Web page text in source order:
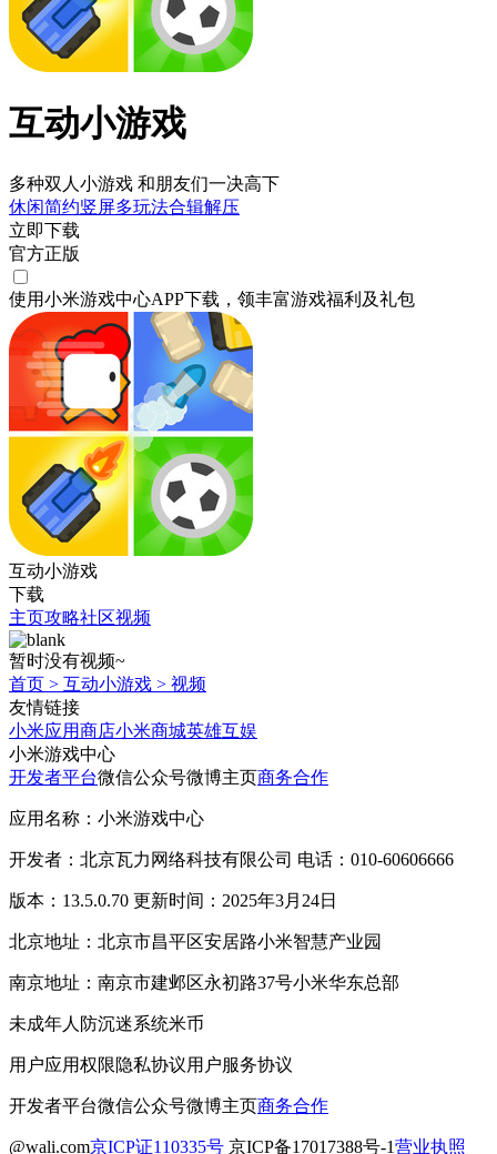
互动小游戏
多种双人小游戏 和朋友们一决高下
休闲简约竖屏多玩法合辑解压
立即下载
官方正版
使用小米游戏中心APP下载 ，领丰富游戏福利 及礼包
互动小游戏
下载
主页攻略社区视频
暂时没有视频~
首页 > 互动小游戏 > 视频
友情链接
小米应用商店小米商城英雄互娱
小米游戏中心
开发者平台微信公众号微博主页商务合作
应用名称：小米游戏中心
开发者：北京瓦力网络科技有限公司 电话：010-60606666
版本：13.5.0.70 更新时间：2025年3月24日
北京地址：北京市昌平区安居路小米智慧产业园
南京地址：南京市建邺区永初路37号小米华东总部
未成年人防沉迷系统米币
用户应用权限隐私协议用户服务协议
开发者平台微信公众号微博主页商务合作
@wali.com京ICP证110335号 京ICP备17017388号-1营业执照